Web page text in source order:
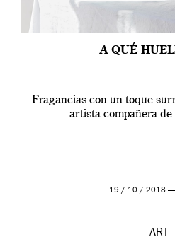
A QUÉ
Fragancias con un toque
artista compañera
19 / 10 / 2018 —
ART